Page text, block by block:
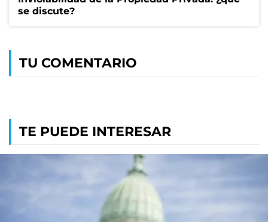
se discute?
TU COMENTARIO
TE PUEDE INTERESAR